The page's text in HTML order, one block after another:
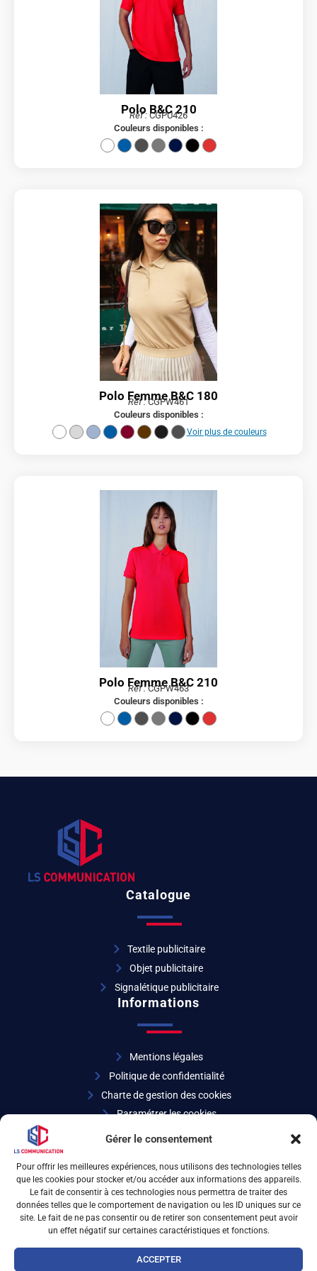
Gérer le consentement
Pour offrir les meilleures expériences, nous utilisons des technologies telles
que les cookies pour stocker et/ou accéder aux informations des appareils.
Le fait de consentir à ces technologies nous permettra de traiter des
données telles que le comportement de navigation ou les ID uniques sur ce
site. Le fait de ne pas consentir ou de retirer son consentement peut avoir
un effet négatif sur certaines caractéristiques et fonctions.
ACCEPTER
Polo B&C 210
Réf : CGPU426
Couleurs disponibles :
Polo Femme B&C 180
Réf :CGPW461
Couleurs disponibles :
Voir plus de couleurs
Polo Femme B&C 210
Réf :CGPW463
Couleurs disponibles :
Catalogue
Textile publicitaire
Objet publicitaire
Signalétique publicitaire
Informations
Mentions légales
Politique de confidentialité
Charte de gestion des cookies
Paramétrer les cookies
04 72 32 27 07
6 rue d’Arsonval 69680 Chassieu